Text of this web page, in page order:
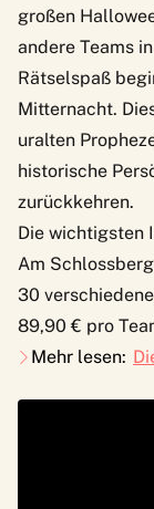
großen
andere Teams
Rätselspaß
Mitternacht.
uralten
historische
zurückkehren.
Die wichtigsten
Am
30
89,90 € pro
Mehr lesen: